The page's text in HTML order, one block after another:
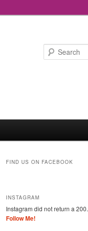
FIND US ON FACEBOOK
INSTAGRAM
Instagram did not return a 200.
Follow Me!